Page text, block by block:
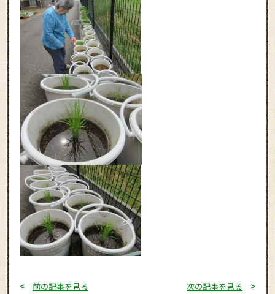
< 前の記事を見る 次の記事を見る >